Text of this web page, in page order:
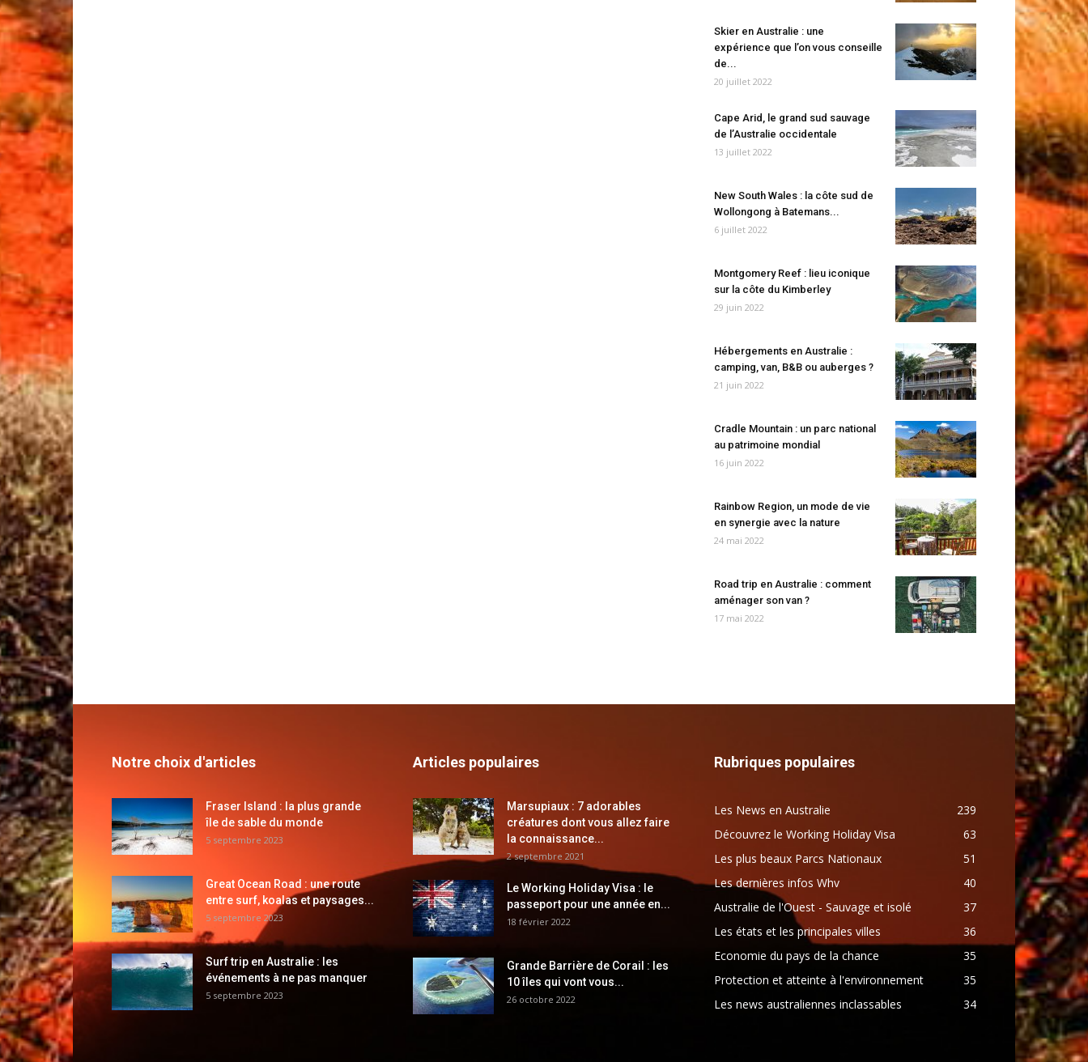
Skier en Australie : une
expérience que l’on vous conseille
de...
20 juillet 2022
Cape Arid, le grand sud sauvage
de l’Australie occidentale
13 juillet 2022
New South Wales : la côte sud de
Wollongong à Batemans...
6 juillet 2022
Montgomery Reef : lieu iconique
sur la côte du Kimberley
29 juin 2022
Hébergements en Australie :
camping, van, B&B ou auberges ?
21 juin 2022
Cradle Mountain : un parc national
au patrimoine mondial
16 juin 2022
Rainbow Region, un mode de vie
en synergie avec la nature
24 mai 2022
Road trip en Australie : comment
aménager son van ?
17 mai 2022
Notre choix d'articles
Fraser Island : la plus grande
île de sable du monde
5 septembre 2023
Great Ocean Road : une route
entre surf, koalas et paysages...
5 septembre 2023
Surf trip en Australie : les
événements à ne pas manquer
5 septembre 2023
Articles populaires
Marsupiaux : 7 adorables
créatures dont vous allez faire
la connaissance...
2 septembre 2021
Le Working Holiday Visa : le
passeport pour une année en...
18 février 2022
Grande Barrière de Corail : les
10 îles qui vont vous...
26 octobre 2022
Rubriques populaires
Les News en Australie
239
Découvrez le Working Holiday Visa
63
Les plus beaux Parcs Nationaux
51
Les dernières infos Whv
40
Australie de l'Ouest - Sauvage et isolé
37
Les états et les principales villes
36
Economie du pays de la chance
35
Protection et atteinte à l'environnement
35
Les news australiennes inclassables
34